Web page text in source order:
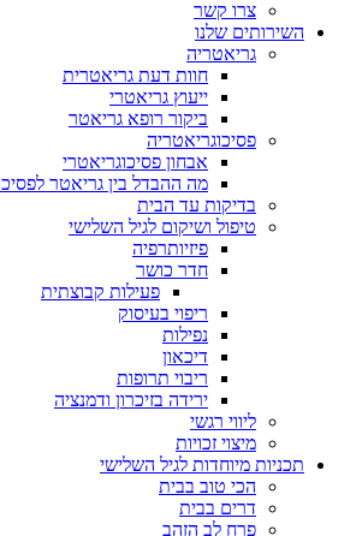
שלנו
גריאטריה
חוות דעת גריאטרית
ייעוץ גריאטרי
ביקור רופא גריאטר
פסיכוגריאטריה
אבחון פסיכוגריאטרי
מה ההבדל בין גריאטר לפסיכוגריאטר?
בדיקות עד הבית
טיפול ושיקום לגיל השלישי
פיזיותרפיה
חדר כושר
פעילות קבוצתית
ריפוי בעיסוק
ריבוי תרופות
ירידה בזיכרון ודמנציה
מיצוי זכויות
מיוחדות לגיל השלישי
הכי טוב בבית
דרים בבית
פרח לב הזהב